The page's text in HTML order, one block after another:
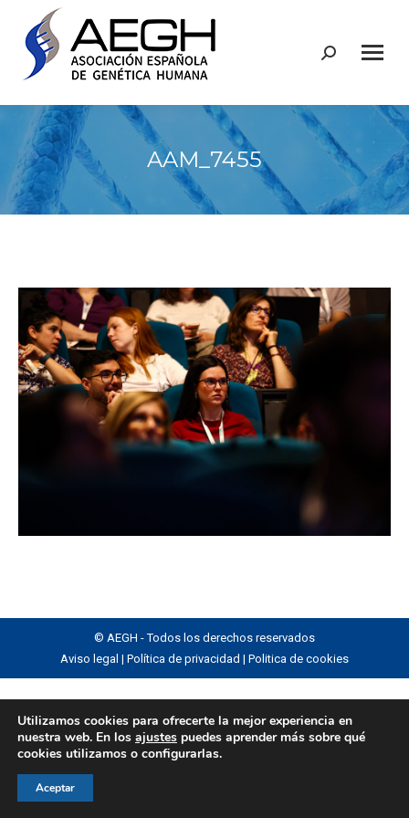
Buscar:
AAM_7455
© AEGH - Todos los derechos reservados
Aviso legal | Política de privacidad | Politica de cookies
Utilizamos cookies para ofrecerte la mejor experiencia en
nuestra web. En los ajustes puedes aprender más sobre qué
cookies utilizamos o configurarlas.
Aceptar